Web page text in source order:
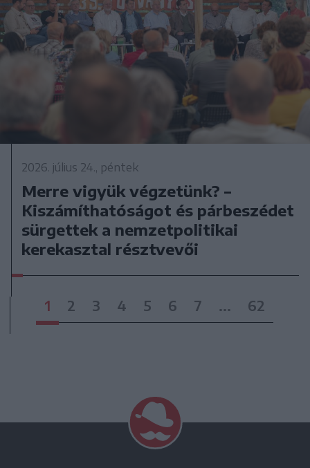
2026. július 24., péntek
Merre vigyük végzetünk? –
Kiszámíthatóságot és párbeszédet
sürgettek a nemzetpolitikai
kerekasztal résztvevői
1 2 3 4 5 6 7 ... 62